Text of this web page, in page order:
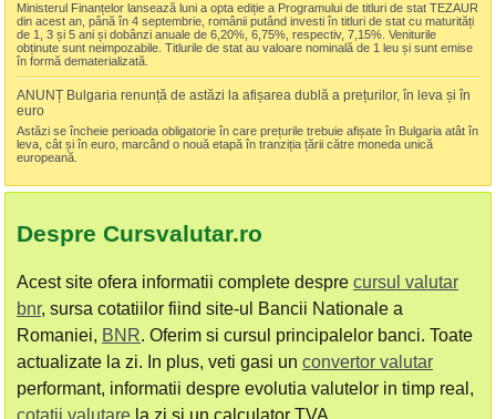
Ministerul Finanțelor lansează luni a opta ediție a Programului de titluri de stat TEZAUR
din acest an, până în 4 septembrie, românii putând investi în titluri de stat cu maturități
de 1, 3 și 5 ani și dobânzi anuale de 6,20%, 6,75%, respectiv, 7,15%. Veniturile
obținute sunt neimpozabile. Titlurile de stat au valoare nominală de 1 leu și sunt emise
în formă dematerializată.
ANUNȚ Bulgaria renunță de astăzi la afișarea dublă a prețurilor, în leva și în
euro
Astăzi se încheie perioada obligatorie în care prețurile trebuie afișate în Bulgaria atât în
leva, cât și în euro, marcând o nouă etapă în tranziția țării către moneda unică
europeană.
Despre Cursvalutar.ro
Acest site ofera informatii complete despre cursul valutar
bnr, sursa cotatiilor fiind site-ul Bancii Nationale a
Romaniei, BNR. Oferim si cursul principalelor banci. Toate
actualizate la zi. In plus, veti gasi un convertor valutar
performant, informatii despre evolutia valutelor in timp real,
cotatii valutare la zi si un calculator TVA.